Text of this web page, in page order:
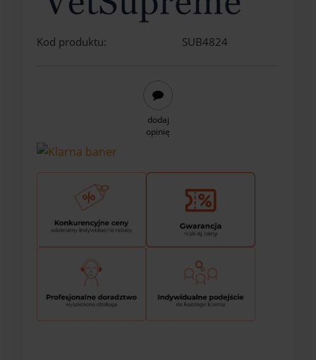
Kod produktu: SUB4824
dodaj
opinię